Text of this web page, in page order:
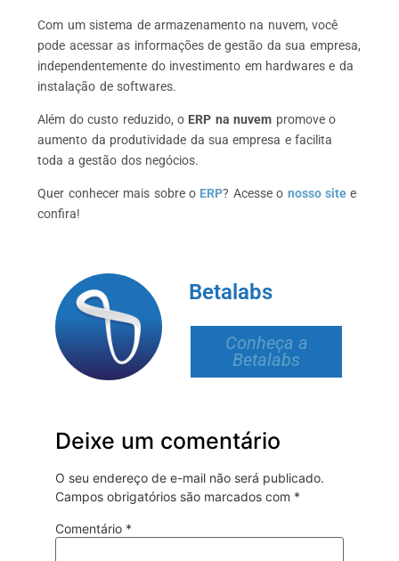
Com um sistema de armazenamento na nuvem, você
pode acessar as informações de gestão da sua empresa,
independentemente do investimento em hardwares e da
instalação de softwares.
Além do custo reduzido, o ERP na nuvem promove o
aumento da produtividade da sua empresa e facilita
toda a gestão dos negócios.
Quer conhecer mais sobre o ERP? Acesse o nosso site e
confira!
Betalabs
Conheça a
Betalabs
Deixe um comentário
O seu endereço de e-mail não será publicado.
Campos obrigatórios são marcados com *
Comentário *